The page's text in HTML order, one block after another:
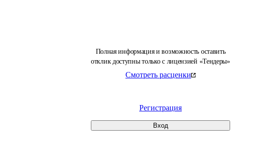
Полная информация и возможность оставить
отклик доступны только с лицензией «Тендеры»
Смотреть расценки
Регистрация
Вход